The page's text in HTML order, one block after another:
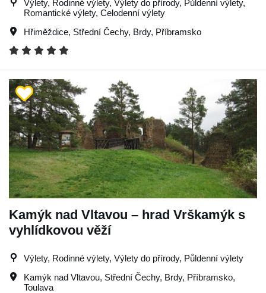
Výlety, Rodinné výlety, Výlety do přírody, Půldenní výlety,
Romantické výlety, Celodenní výlety
Hřiměždice, Střední Čechy, Brdy, Příbramsko
Kamýk nad Vltavou – hrad Vrškamýk s
vyhlídkovou věží
Výlety, Rodinné výlety, Výlety do přírody, Půldenní výlety
Kamýk nad Vltavou, Střední Čechy, Brdy, Příbramsko,
Toulava